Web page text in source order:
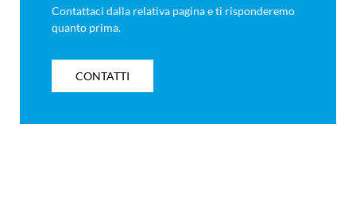
Contattaci dalla relativa pagina e ti risponderemo
quanto prima.
CONTATTI